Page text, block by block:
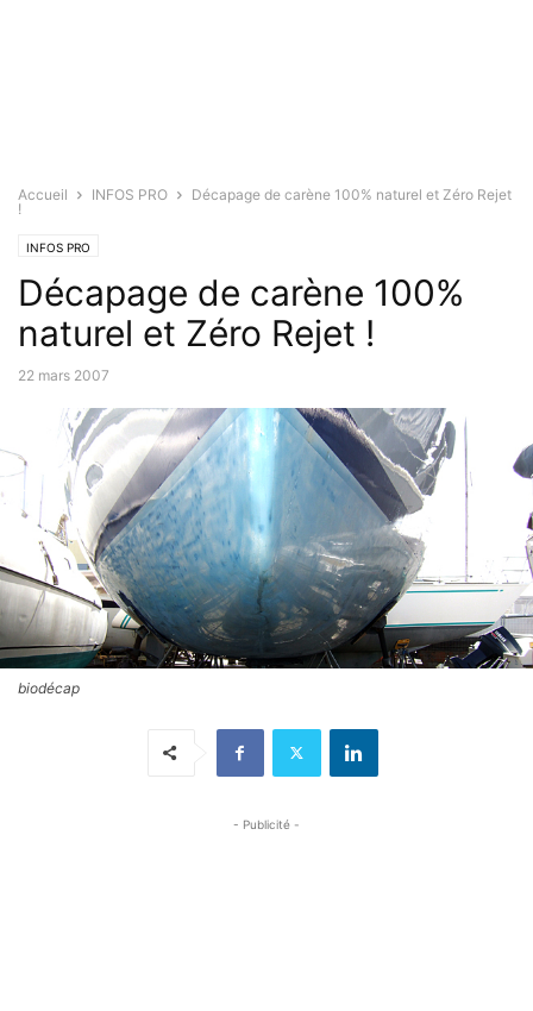
Accueil INFOS PRO
Décapage de carène 100% naturel et Zéro Rejet
!
INFOS PRO
Décapage de carène 100%
naturel et Zéro Rejet !
22 mars 2007
biodécap
- Publicité -